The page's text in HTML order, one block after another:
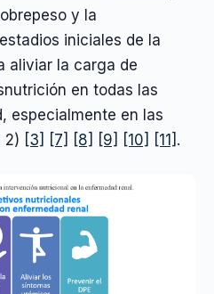
y la
iniciales de la
aliviar la carga de
en todas las
especialmente en las
2) [3] [7] [8] [9] [10] [11] .